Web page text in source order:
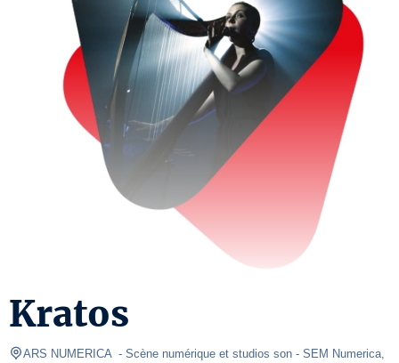
Kratos
ARS NUMERICA - Scène numérique et studios son - SEM Numerica,